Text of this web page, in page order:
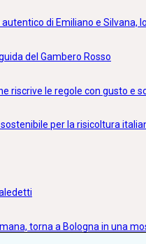
autentico di Emiliano e
del Gambero Rosso
riscrive le regole con gusto e
per la risicoltura
torna a Bologna in una